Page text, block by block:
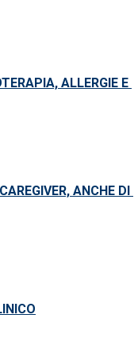
ALLERGIE E
ANCHE DI